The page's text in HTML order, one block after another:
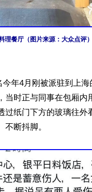
理餐厅（图片来源：大众点评）
年4月刚被派驻到上
时正与同事在包厢内
纸门下方的玻璃往外
断抖脚。